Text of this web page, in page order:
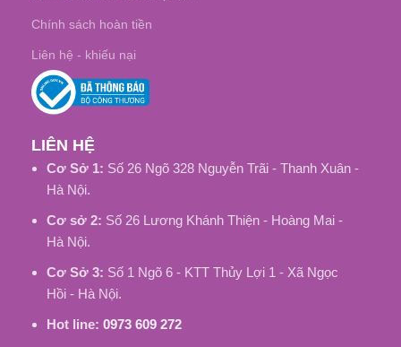
Chính sách hoàn tiền
Liên hệ - khiếu nại
LIÊN HỆ
Cơ Sở 1: Số 26 Ngõ 328 Nguyễn Trãi - Thanh Xuân -
Hà Nội.
Cơ sở 2: Số 26 Lương Khánh Thiện - Hoàng Mai -
Hà Nội.
Cơ Sở 3: Số 1 Ngõ 6 - KTT Thủy Lợi 1 - Xã Ngọc
Hồi - Hà Nội.
Hot line: 0973 609 272